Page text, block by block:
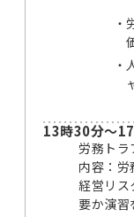
13時30分～
労務トラ
内容：
経営リス
要か演習